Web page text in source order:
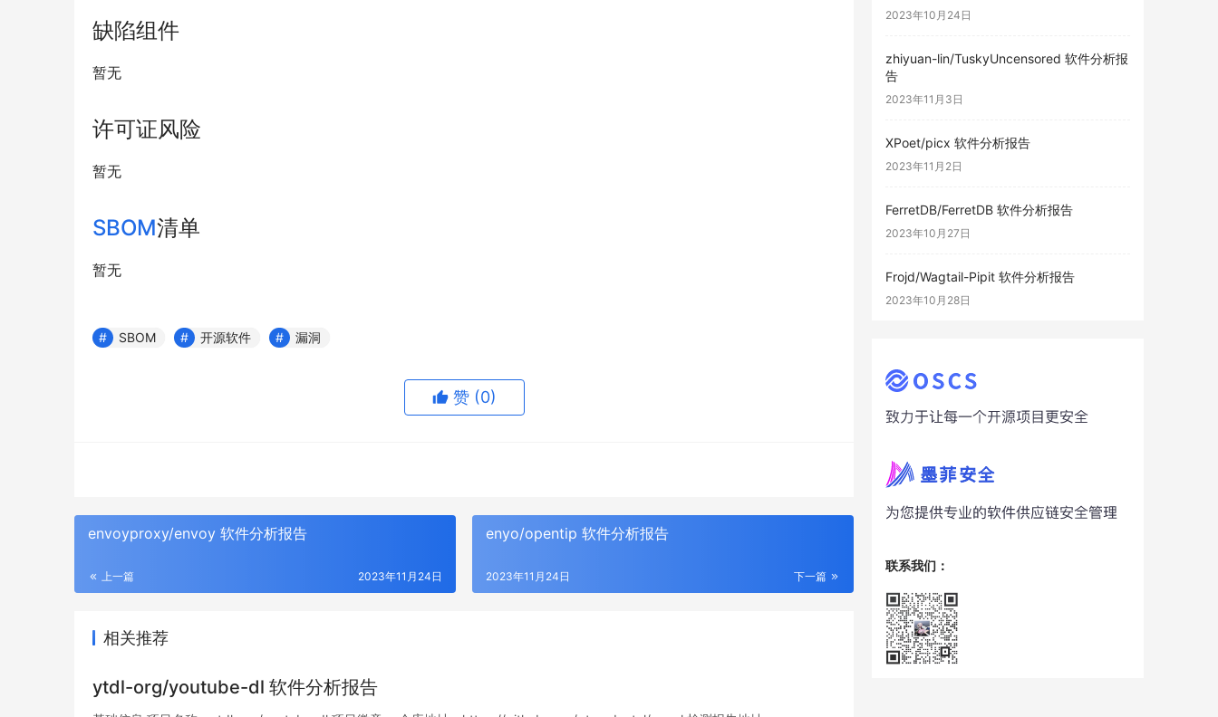
缺陷组件
暂无
许可证风险
暂无
SBOM清单
暂无
SBOM 开源软件 漏洞
赞 (0)
envoyproxy/envoy 软件分析报告
上一篇 2023年11月24日
enyo/opentip 软件分析报告
下一篇
2023年11月24日
相关推荐
ytdl-org/youtube-dl 软件分析报告
2023年10月24日
zhiyuan-lin/TuskyUncensored 软件分析报
告
2023年11月3日
XPoet/picx 软件分析报告
2023年11月2日
FerretDB/FerretDB 软件分析报告
2023年10月27日
Frojd/Wagtail-Pipit 软件分析报告
2023年10月28日
联系我们：